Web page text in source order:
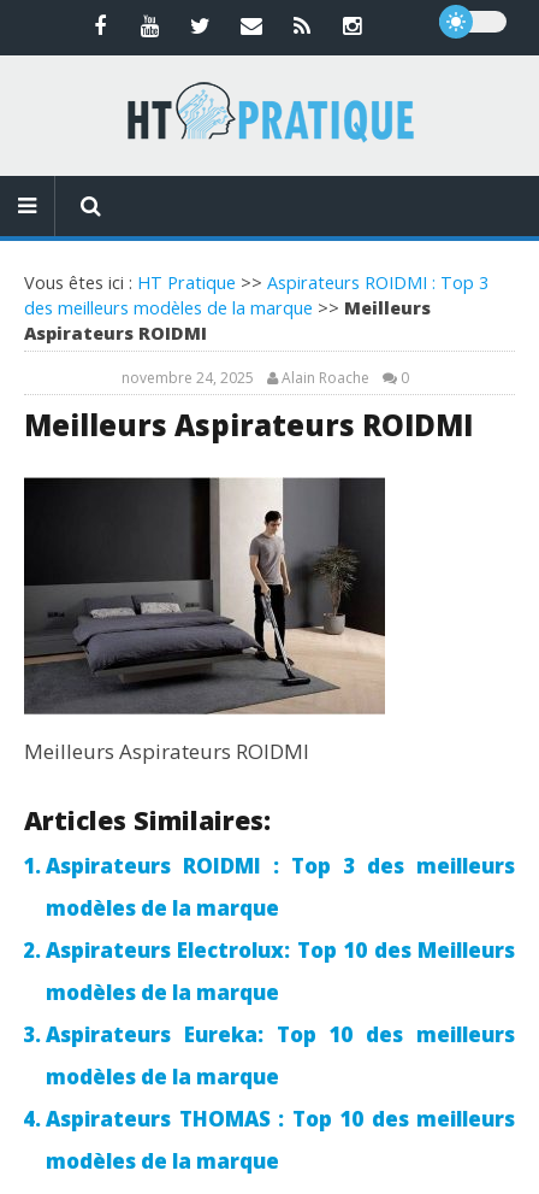
Vous êtes ici : HT Pratique >> Aspirateurs ROIDMI : Top 3
des meilleurs modèles de la marque >> Meilleurs
Aspirateurs ROIDMI
novembre 24, 2025 Alain Roache 0
Meilleurs Aspirateurs ROIDMI
Meilleurs Aspirateurs ROIDMI
Articles Similaires:
Aspirateurs ROIDMI : Top 3 des meilleurs
modèles de la marque
Aspirateurs Electrolux: Top 10 des Meilleurs
modèles de la marque
Aspirateurs Eureka: Top 10 des meilleurs
modèles de la marque
Aspirateurs THOMAS : Top 10 des meilleurs
modèles de la marque